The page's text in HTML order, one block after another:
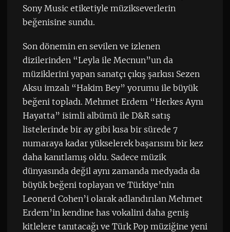
Sony Music etiketiyle müzikseverlerin
beğenisine sundu.
Son dönemin en sevilen ve izlenen
dizilerinden “Leyla ile Mecnun”un da
müziklerini yapan sanatçı çıkış şarkısı Sezen
Aksu imzalı “Hakim Bey” yorumu ile büyük
beğeni topladı. Mehmet Erdem “Herkes Aynı
Hayatta” isimli albümü ile D&R satış
listelerinde bir ay gibi kısa bir sürede 7
numaraya kadar yükselerek başarısını bir kez
daha kanıtlamış oldu. Sadece müzik
dünyasında değil aynı zamanda medyada da
büyük beğeni toplayan ve Türkiye’nin
Leonerd Cohen’i olarak adlandırılan Mehmet
Erdem’in kendine has vokalini daha geniş
kitlelere tanıtacağı ve Türk Pop müziğine yeni